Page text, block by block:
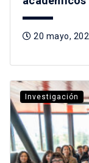
20 mayo,
Investigación